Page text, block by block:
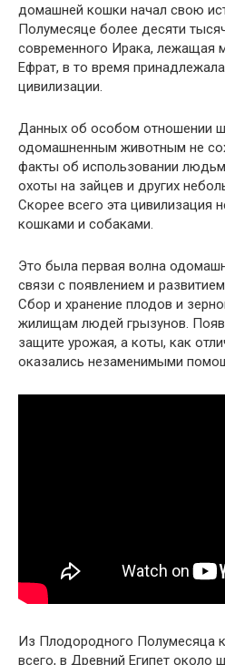
домашней кошки начал свою
Полумесяце более десяти
современного Ирака, лежащая
Ефрат, в то время
цивилизации.
Данных об особом отношении
одомашненным животным не
факты об использовании
охоты на зайцев и других
Скорее всего эта цивилизация
кошками и собаками.
Это была первая волна
связи с появлением и
Сбор и хранение плодов и
жилищам людей грызунов.
защите урожая, а коты, как
оказались незаменимыми
Из Плодородного Полумесяца
всего, в Древний Египет около